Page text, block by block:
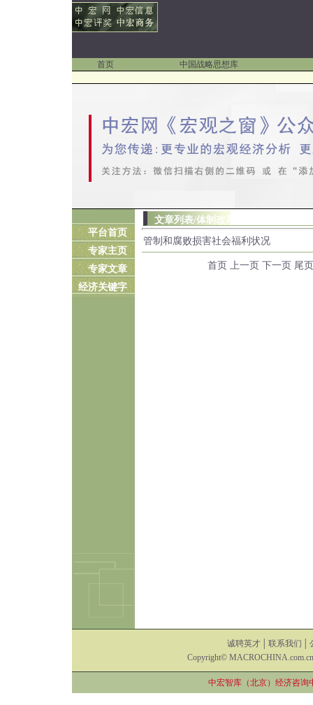
首页 中国战略思想库
平台首页
专家主页
专家文章
经济关键字
文章列表/体制改革
管制和腐败损害社会福利状况
首页 上一页 下一页 尾
诚聘英才 联系我们
Copyright©
中宏智库（北京）经济咨询